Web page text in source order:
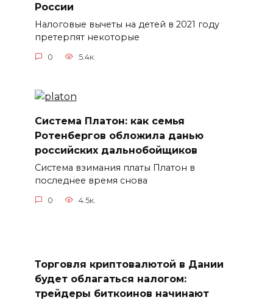
России
Налоговые вычеты на детей в 2021 году
претерпят некоторые
0 5.4к.
Система Платон: как семья
Ротенбергов обложила данью
российских дальнобойщиков
Система взимания платы Платон в
последнее время снова
0 4.5к.
Торговля криптовалютой в Дании
будет облагаться налогом:
трейдеры биткоинов начинают